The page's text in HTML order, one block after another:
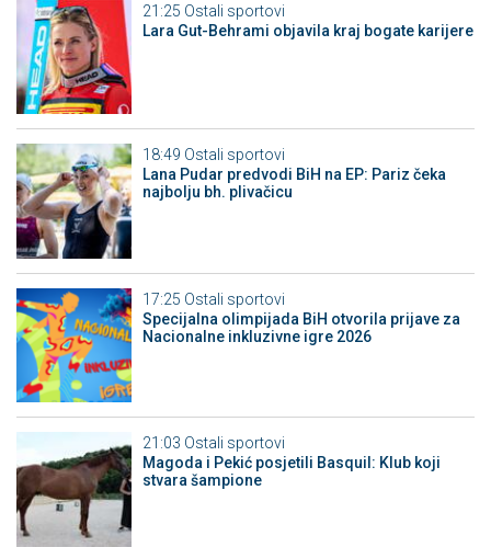
21:25 Ostali sportovi
Lara Gut-Behrami objavila kraj bogate karijere
18:49 Ostali sportovi
Lana Pudar predvodi BiH na EP: Pariz čeka
najbolju bh. plivačicu
17:25 Ostali sportovi
Specijalna olimpijada BiH otvorila prijave za
Nacionalne inkluzivne igre 2026
21:03 Ostali sportovi
Magoda i Pekić posjetili Basquil: Klub koji
stvara šampione